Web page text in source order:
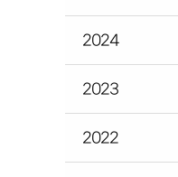
2024
2023
2022